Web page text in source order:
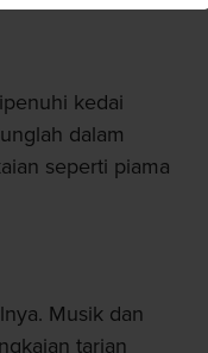
kedai
dalam
seperti piama
Musik dan
tarian